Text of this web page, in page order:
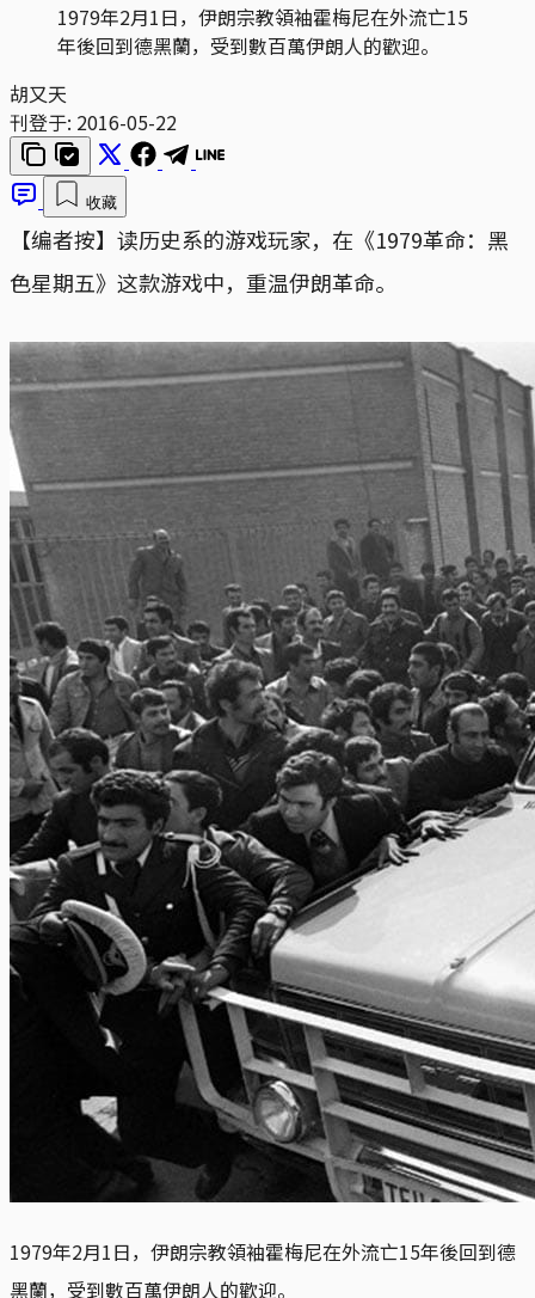
1979年2月1日，伊朗宗教領袖霍梅尼在外流亡15
年後回到德黑蘭，受到數百萬伊朗人的歡迎。
胡又天
刊登于: 2016-05-22
收藏
【编者按】读历史系的游戏玩家，在《1979革命：黑
色星期五》这款游戏中，重温伊朗革命。
1979年2月1日，伊朗宗教領袖霍梅尼在外流亡15年後回到德
黑蘭，受到數百萬伊朗人的歡迎。